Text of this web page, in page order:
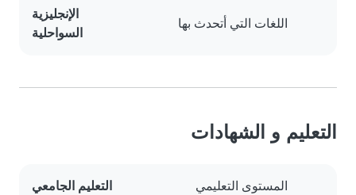
اللغات التي أتحدث بها
الإنجليزية
السواحلية
التعليم و الشهادات
المستوى التعليمي التعليم الجامعي